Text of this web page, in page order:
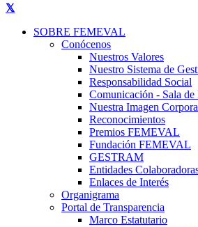
SOBRE FEMEVAL
Conócenos
Nuestros Valores
Nuestro Sistema de
Responsabilidad Social
Comunicación - Sala de
Nuestra Imagen
Reconocimientos
Premios FEMEVAL
Fundación FEMEVAL
GESTRAM
Entidades
Enlaces de Interés
Organigrama
Portal de Transparencia
Marco Estatutario